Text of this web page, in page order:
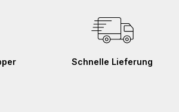
Schnelle Lieferung